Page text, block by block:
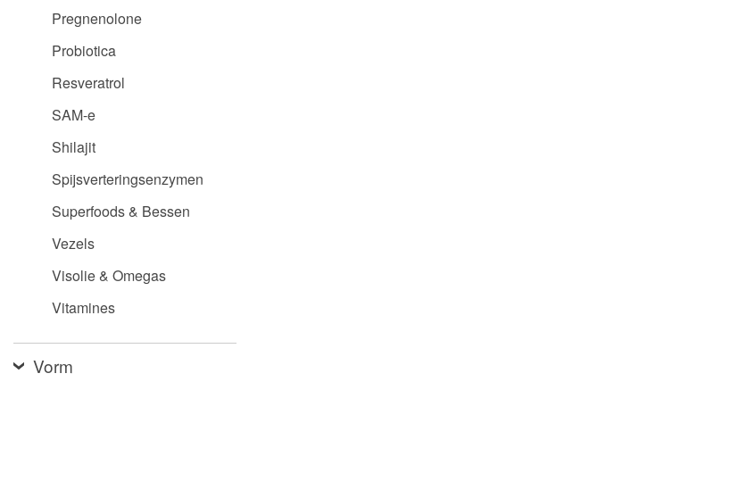
Pregnenolone
Probiotica
Resveratrol
SAM-e
Shilajit
Spijsverteringsenzymen
Superfoods & Bessen
Vezels
Visolie & Omegas
Vitamines
Vorm